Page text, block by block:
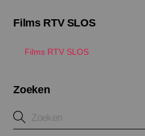
Films RTV SLOS
Films RTV SLOS
Zoeken